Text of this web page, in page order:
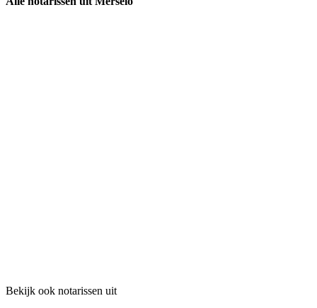
Bekijk ook notarissen uit